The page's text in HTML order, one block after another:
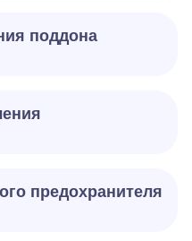
поддона
предохранителя